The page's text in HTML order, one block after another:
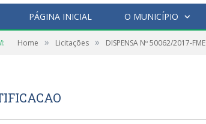
PÁGINA INICIAL O MUNICÍPIO
Home » Licitações » DISPENSA Nº 50062/2017-FME